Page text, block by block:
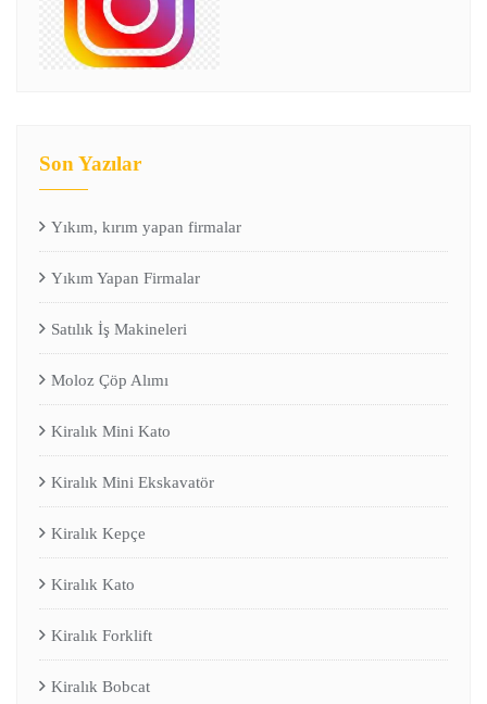
Son Yazılar
Yıkım, kırım yapan firmalar
Yıkım Yapan Firmalar
Satılık İş Makineleri
Moloz Çöp Alımı
Kiralık Mini Kato
Kiralık Mini Ekskavatör
Kiralık Kepçe
Kiralık Kato
Kiralık Forklift
Kiralık Bobcat